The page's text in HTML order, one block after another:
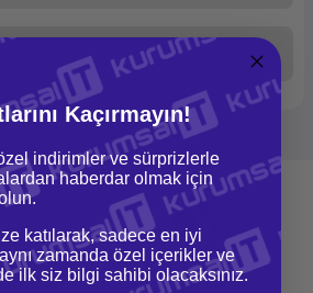
Yorum Yaz
henüz soru sorulmamış.
İade ve Değişim
Kolay iade ve değişim imkanı
Kaçırmayın!
indirimler ve sürprizlerle
haberdar olmak için
katılarak, sadece en iyi
zamanda özel içerikler ve
ilk siz bilgi sahibi olacaksınız.